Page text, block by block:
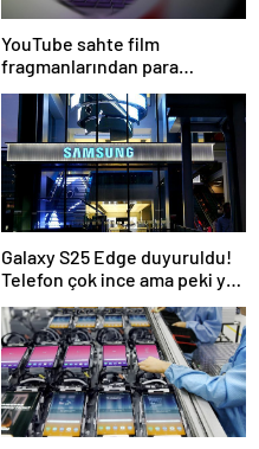
YouTube sahte film
fragmanlarından para
kazanan kanallara müdahale
edecek
Galaxy S25 Edge duyuruldu!
Telefon çok ince ama peki ya
batarya?